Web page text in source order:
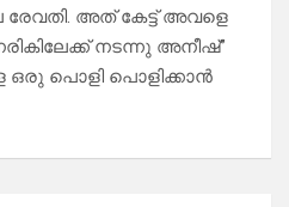
രേവതി. അത് കേട്ട് അവളെ
നടന്നു അനീഷ്”
ഒരു പൊളി പൊളിക്കാൻ